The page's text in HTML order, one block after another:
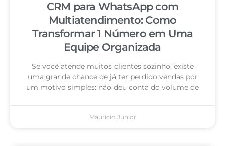
CRM para WhatsApp com
Multiatendimento: Como
Transformar 1 Número em Uma
Equipe Organizada
Se você atende muitos clientes sozinho, existe
uma grande chance de já ter perdido vendas por
um motivo simples: não deu conta do volume de
Mauricio Junior